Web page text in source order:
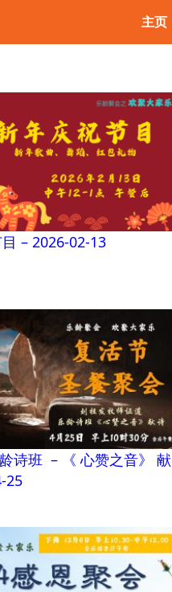
主页
– 2026-02-13
诗班 – 《 心赞之音》 献
25